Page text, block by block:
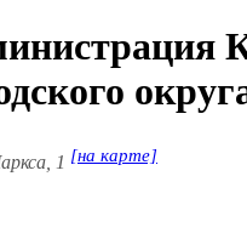
1 [на карте]